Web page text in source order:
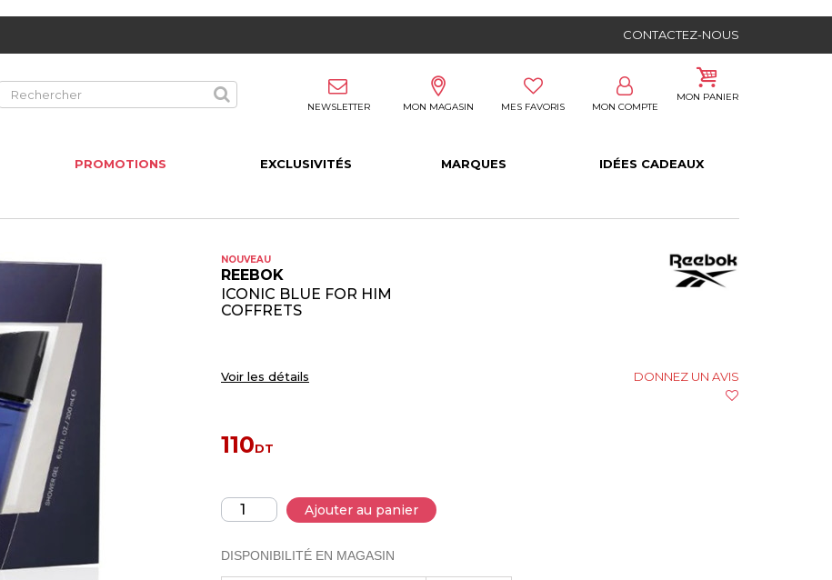
CONTACTEZ-NOUS
NEWSLETTER MON MAGASIN MES FAVORIS MON COMPTE
MON PANIER
PROMOTIONS EXCLUSIVITÉS MARQUES IDÉES CADEAUX
NOUVEAU
REEBOK
ICONIC BLUE FOR HIM
COFFRETS
Voir les détails DONNEZ UN AVIS
110DT
Ajouter au panier
DISPONIBILITÉ EN MAGASIN